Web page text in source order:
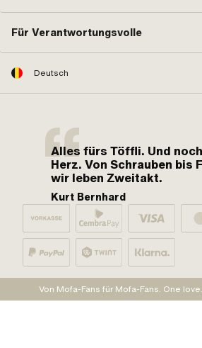
Für Verantwortungsvolle
Deutsch
Alles fürs Töffli. Und
Herz. Von Schrauben bis
wir leben Zweitakt.
Kurt Bernhard
Von Mofa-Fans für Mofa-Fans. One love.